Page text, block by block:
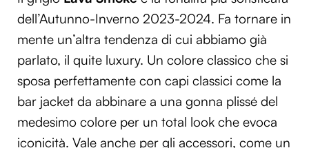
dell’Autunno-Inverno 2023-2024. Fa tornare in
mente un’altra tendenza di cui abbiamo già
parlato, il quite luxury. Un colore classico che si
sposa perfettamente con capi classici come la
bar jacket da abbinare a una gonna plissé del
medesimo colore per un total look che evoca
iconicità. Vale anche per gli accessori, come un